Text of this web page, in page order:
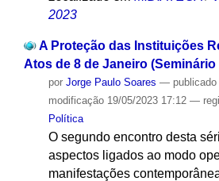
2023
A Proteção das Instituições
Atos de 8 de Janeiro (Seminário
por Jorge Paulo Soares — publicado
modificação19/05/2023 17:12 —
Política
O segundo encontro desta
aspectos ligados ao modo
manifestações